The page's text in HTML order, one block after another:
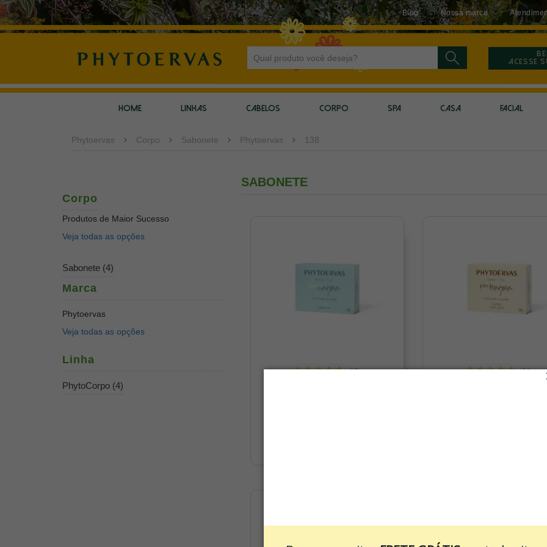
Blog Nossa marca
Acesse
HOME LINHAS CABELOS CORPO SPA CASA FACIAL
Phytoervas Corpo Sabonete Phytoervas 138
Corpo
Produtos de Maior Sucesso
Veja todas as opções
Sabonete (4)
Marca
Phytoervas
Veja todas as opções
Linha
PhytoCorpo (4)
SABONETE
(27) (36)
Sabonete em Barra
Relaxante Calêndula e